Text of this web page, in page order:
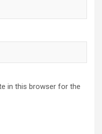
in this browser for the